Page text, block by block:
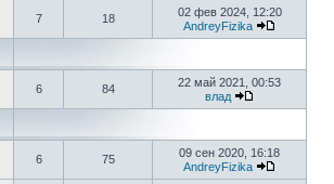
7 18
02 фев 2024, 12:20
AndreyFizika
6 84
22 май 2021, 00:53
влад
6 75
09 сен 2020, 16:18
AndreyFizika